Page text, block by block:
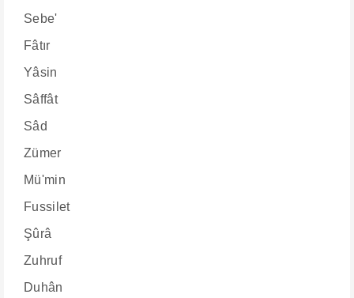
Sebe'
Fâtır
Yâsin
Sâffât
Sâd
Zümer
Mü'min
Fussilet
Şûrâ
Zuhruf
Duhân